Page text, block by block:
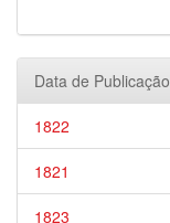
Data de Publicação
1822
1821
1823